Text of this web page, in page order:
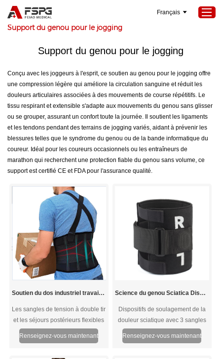
Produits
À propos de nous
Services
Projets
Contactez-nous
Français
Maison > Seokeywords
Support du genou pour le jogging
Support du genou pour le jogging
Conçu avec les joggeurs à l'esprit, ce soutien au genou pour le jogging offre
une compression légère qui améliore la circulation sanguine et réduit les
douleurs articulaires associées à des mouvements de course répétitifs. Le
tissu respirant et extensible s'adapte aux mouvements du genou sans glisser
ou se grouper, assurant un confort toute la journée. Il soutient les ligaments
et les tendons pendant des terrains de jogging variés, aidant à prévenir les
blessures telles que le syndrome du genou ou de la bande informatique du
coureur. Idéal pour les coureurs occasionnels ou les entraîneurs de
marathon qui recherchent une protection fiable du genou sans volume, ce
support est certifié CE et FDA pour l'assurance qualité.
Soutien du dos industriel travaillant
Les sangles de tension à double tir
et les séjours postérieurs flexibles
offrent un bas du dos et un soutien
Renseignez-vous maintenant
Science du genou Sciatica Dispositifs de soulagement de la douleur
Dispositifs de soulagement de la
douleur sciatique avec 3 sangles
réglables, qui aident à offrir une
protection à 360 °. Et l'attelle
Renseignez-vous maintenant